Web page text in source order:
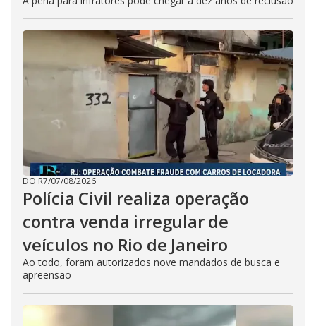
DO R7/07/08/2026
Polícia Civil realiza operação
contra venda irregular de
veículos no Rio de Janeiro
Ao todo, foram autorizados nove mandados de busca e
apreensão